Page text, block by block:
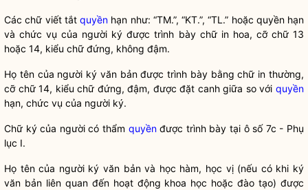
Các chữ viết tắt quyền hạn như: “TM.”, “KT.”, “TL.” hoặc quyềnhạn
và chức vụ của người ký được trình bày chữ in hoa, cỡ chữ 13
hoặc 14, kiểu chữ đứng, không đậm.
Họ tên của người ký văn bản được trình bày bằng chữ in thường,
cỡ chữ 14, kiểu chữ đứng, đậm, được đặt canh giữa so với quyền
hạn, chức vụ của người ký.
Chữ ký của người có thẩm quyềnđược trình bày tại ô số 7c - Phụ
lục I.
Họ tên của người ký văn bản và học hàm, học vị (nếu có khi ký
văn bản liên quan đến hoạt động khoa học hoặc đào tạo) được